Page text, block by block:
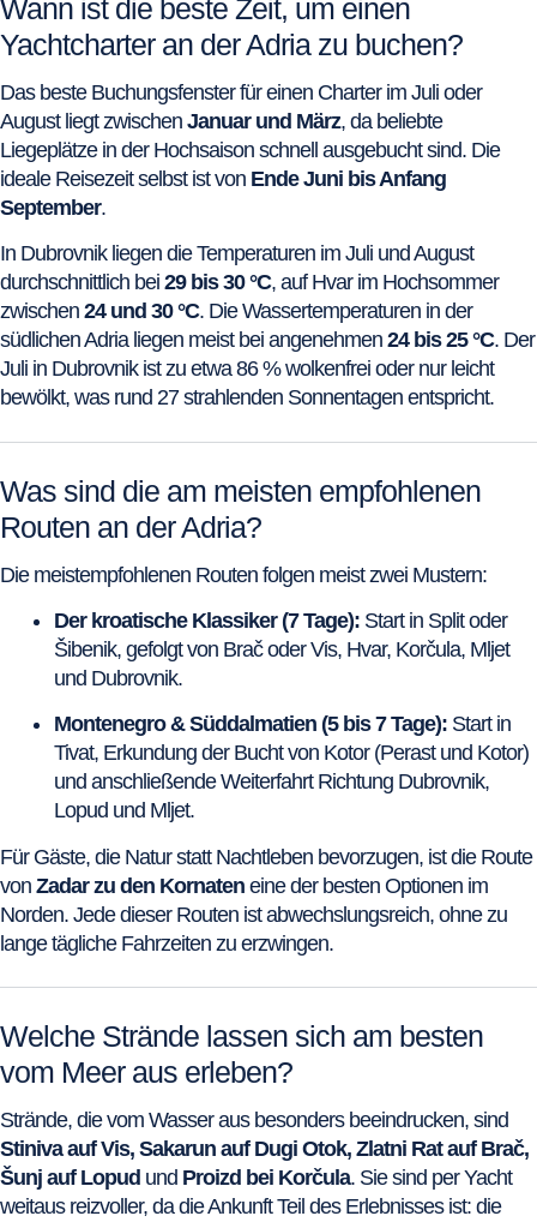
Wann ist die beste Zeit, um einen
Yachtcharter an der Adria zu buchen?
Das beste Buchungsfenster für einen Charter im Juli oder
August liegt zwischen Januar und März, da beliebte
Liegeplätze in der Hochsaison schnell ausgebucht sind. Die
ideale Reisezeit selbst ist von Ende Juni bis Anfang
September.
In Dubrovnik liegen die Temperaturen im Juli und August
durchschnittlich bei 29 bis 30 °C, auf Hvar im Hochsommer
zwischen 24 und 30 °C. Die Wassertemperaturen in der
südlichen Adria liegen meist bei angenehmen 24 bis 25 °C. Der
Juli in Dubrovnik ist zu etwa 86 % wolkenfrei oder nur leicht
bewölkt, was rund 27 strahlenden Sonnentagen entspricht.
Was sind die am meisten empfohlenen
Routen an der Adria?
Die meistempfohlenen Routen folgen meist zwei Mustern:
Der kroatische Klassiker (7 Tage): Start in Split oder
Šibenik, gefolgt von Brač oder Vis, Hvar, Korčula, Mljet
und Dubrovnik.
Montenegro & Süddalmatien (5 bis 7 Tage): Start in
Tivat, Erkundung der Bucht von Kotor (Perast und Kotor)
und anschließende Weiterfahrt Richtung Dubrovnik,
Lopud und Mljet.
Für Gäste, die Natur statt Nachtleben bevorzugen, ist die Route
von Zadar zu den Kornaten eine der besten Optionen im
Norden. Jede dieser Routen ist abwechslungsreich, ohne zu
lange tägliche Fahrzeiten zu erzwingen.
Welche Strände lassen sich am besten
vom Meer aus erleben?
Strände, die vom Wasser aus besonders beeindrucken, sind
Stiniva auf Vis, Sakarun auf Dugi Otok, Zlatni Rat auf Brač,
Šunj auf Lopud und Proizd bei Korčula. Sie sind per Yacht
weitaus reizvoller, da die Ankunft Teil des Erlebnisses ist: die